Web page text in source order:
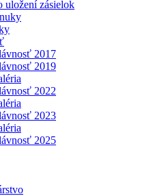
uložení zásielok
2017
2019
2022
2023
2025